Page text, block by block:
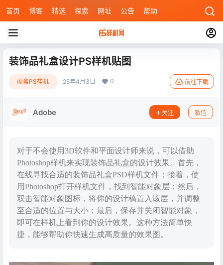
首页 博客 精选 探索 网址 公告 帮助
装饰品礼盒设计PS样机贴图
硬盒PS样机 25年4月3日 0 前往下载
Adobe 关注 私信
对于不会使用3D软件和平面设计师来说，可以借助
Photoshop样机来实现装饰品礼盒的设计效果。首先，
在线寻找合适的装饰品礼盒PSD样机文件；接着，使
用Photoshop打开样机文件，找到智能对象层；然后，
双击智能对象图标，将你的设计稿置入该层，并调整
至合适的位置与大小；最后，保存并关闭智能对象，
即可在样机上看到你的设计效果。这种方法简单快
捷，能够帮助你快速生成高质量的效果图。